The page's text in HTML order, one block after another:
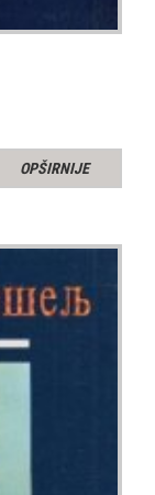
OPŠIRNIJE